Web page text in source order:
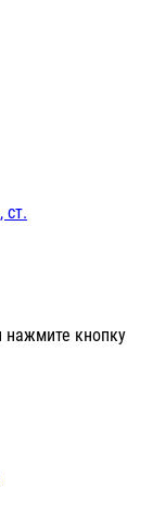
ст.
нажмите кнопку